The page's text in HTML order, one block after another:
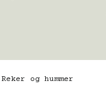
Reker og hummer